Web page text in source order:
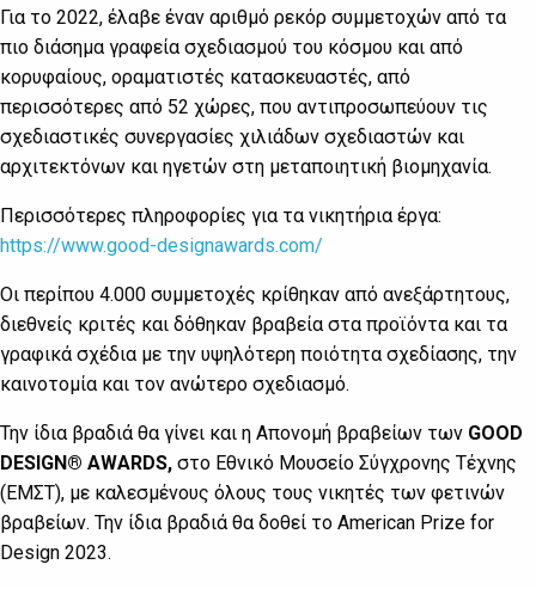
Για το 2022, έλαβε έναν αριθμό ρεκόρ συμμετοχών από τα
πιο διάσημα γραφεία σχεδιασμού του κόσμου και από
κορυφαίους, οραματιστές κατασκευαστές, από
περισσότερες από 52 χώρες, που αντιπροσωπεύουν τις
σχεδιαστικές συνεργασίες χιλιάδων σχεδιαστών και
αρχιτεκτόνων και ηγετών στη μεταποιητική βιομηχανία.
Περισσότερες πληροφορίες για τα νικητήρια έργα:
https://www.good-designawards.com/
Οι περίπου 4.000 συμμετοχές κρίθηκαν από ανεξάρτητους,
διεθνείς κριτές και δόθηκαν βραβεία στα προϊόντα και τα
γραφικά σχέδια με την υψηλότερη ποιότητα σχεδίασης, την
καινοτομία και τον ανώτερο σχεδιασμό.
Την ίδια βραδιά θα γίνει και η Απονομή βραβείων των GOOD
DESIGN® AWARDS, στο Εθνικό Μουσείο Σύγχρονης Τέχνης
(ΕΜΣΤ), με καλεσμένους όλους τους νικητές των φετινών
βραβείων. Την ίδια βραδιά θα δοθεί το American Prize for
Design 2023.